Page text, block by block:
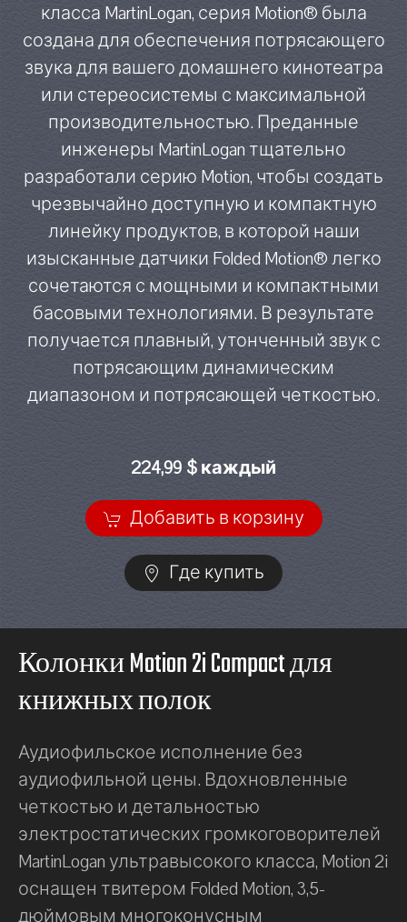
класса MartinLogan, серия Motion® была
создана для обеспечения потрясающего
звука для вашего домашнего кинотеатра
или стереосистемы с максимальной
производительностью. Преданные
инженеры MartinLogan тщательно
разработали серию Motion, чтобы создать
чрезвычайно доступную и компактную
линейку продуктов, в которой наши
изысканные датчики Folded Motion® легко
сочетаются с мощными и компактными
басовыми технологиями. В результате
получается плавный, утонченный звук с
потрясающим динамическим
диапазоном и потрясающей четкостью.
224,99 $ каждый
Добавить в корзину
Где купить
Колонки Motion 2i Compact для
книжных полок
Аудиофильское исполнение без
аудиофильной цены. Вдохновленные
четкостью и детальностью
электростатических громкоговорителей
MartinLogan ультравысокого класса, Motion 2i
оснащен твитером Folded Motion, 3,5-
дюймовым многоконусным